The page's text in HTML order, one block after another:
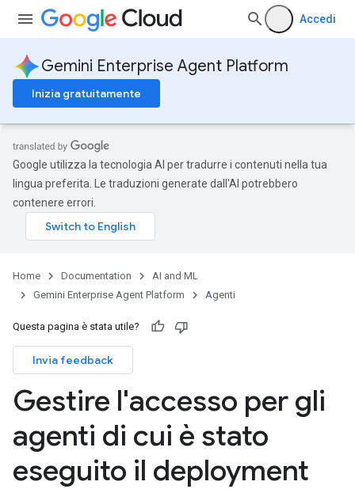
Accedi
Gemini Enterprise Agent Platform
Inizia gratuitamente
Google utilizza la tecnologia AI per tradurre i contenuti nella tua
lingua preferita. Le traduzioni generate dall'AI potrebbero
contenere errori.
Home Documentation
AI and ML
Gemini Enterprise Agent Platform
Agenti
Questa pagina è stata utile?
Invia feedback
Gestire l'accesso per gli
agenti di cui è stato
eseguito il deployment